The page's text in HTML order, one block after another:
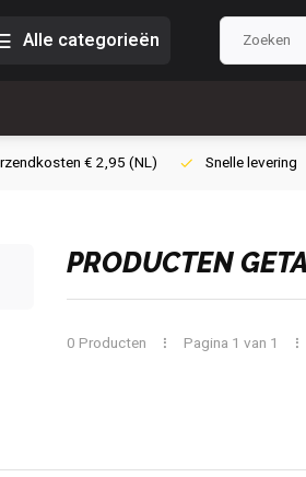
Alle categorieën
Snelle levering Veilig betalen (iDEAL
PRODUCTEN
0 Producten Pagina 1 van 1